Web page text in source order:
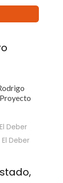
Deber
El Deber